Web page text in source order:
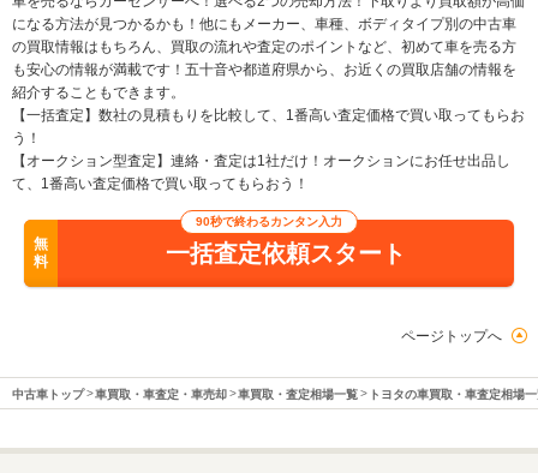
になる方法が見つかるかも！他にもメーカー、車種、ボディタイプ別の中古車
の買取情報はもちろん、買取の流れや査定のポイントなど、初めて車を売る方
も安心の情報が満載です！五十音や都道府県から、お近くの買取店舗の情報を
紹介することもできます。
【一括査定】数社の見積もりを比較して、1番高い査定価格で買い取ってもらお
う！
【オークション型査定】連絡・査定は1社だけ！オークションにお任せ出品し
て、1番高い査定価格で買い取ってもらおう！
無
料
90秒で終わるカンタン入力
一括査定依頼スタート
ページトップへ
中古車トップ 車買取・車査定・車売却 車買取・査定相場一覧 トヨタの車買取・車査定相場